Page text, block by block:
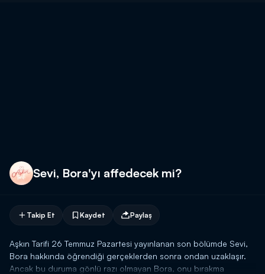
Sevi, Bora'yı affedecek mi?
Takip Et Kaydet Paylaş
Aşkın Tarifi 26 Temmuz Pazartesi yayınlanan son bölümde Sevi,
Bora hakkında öğrendiği gerçeklerden sonra ondan uzaklaşır.
Ancak bu duruma gönlü razı olmayan Bora, onu bırakma